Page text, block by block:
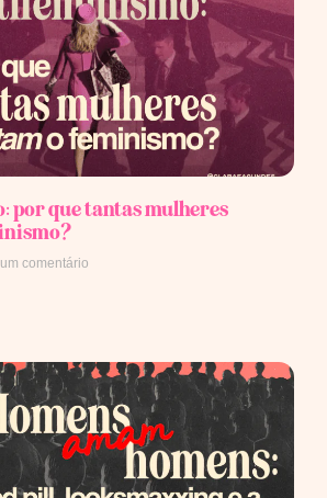
por que tantas mulheres
comentário